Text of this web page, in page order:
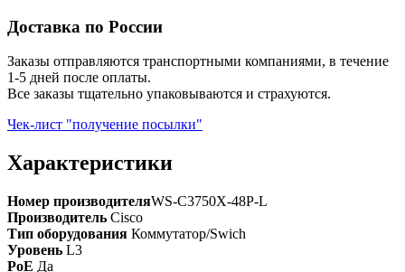
Доставка по России
Заказы отправляются транспортными компаниями, в течение
1-5 дней после оплаты.
Все заказы тщательно упаковываются и страхуются.
Чек-лист "получение посылки"
Характеристики
Номер производителяWS-C3750X-48P-L
Производитель Cisco
Тип оборудования Коммутатор/Swich
Уровень L3
PoE Да